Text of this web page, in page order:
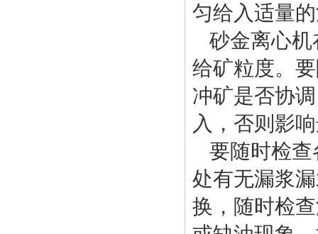
匀给入适量
砂金离心机
给矿粒度。
冲矿是否协
入，否则影
要随时检查
处有无漏浆
换，随时检